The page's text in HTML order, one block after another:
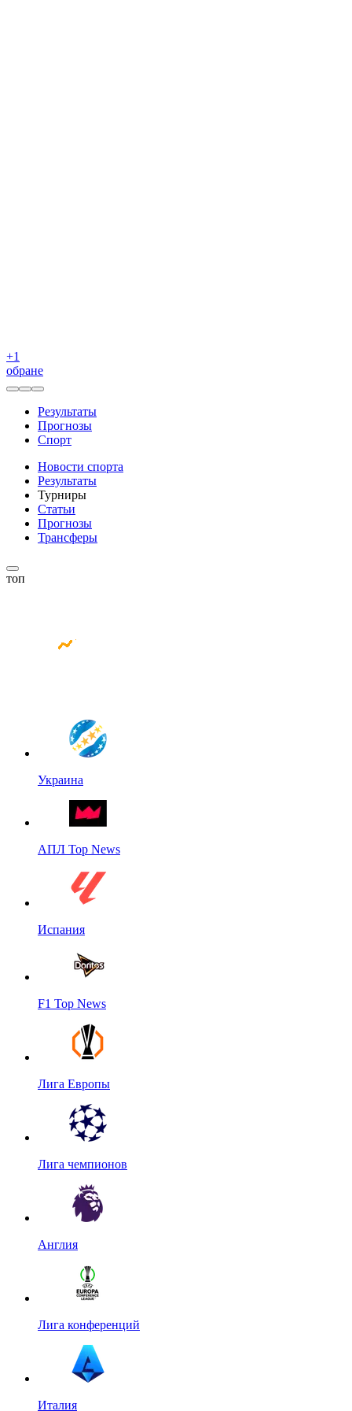
+1
обране
Результаты
Прогнозы
Спорт
Новости спорта
Результаты
Турниры
Статьи
Прогнозы
Трансферы
топ
Украина
АПЛ Top News
Испания
F1 Top News
Лига Европы
Лига чемпионов
Англия
Лига конференций
Италия